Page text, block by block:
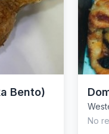
Bento)
No